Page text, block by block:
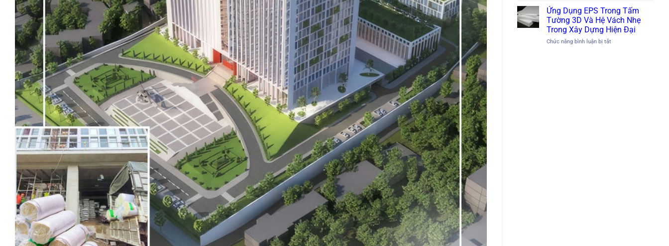
Âm,
Cách
Nhiệt
Cho
Từng
Chọn
Vật
Liệu
Cách
Nhiệt
Ứng Dụng EPS Trong Tấm
Tường 3D Và Hệ Vách Nhẹ
Trong Xây Dựng Hiện Đại
Chức năng bình luận bị tắtở